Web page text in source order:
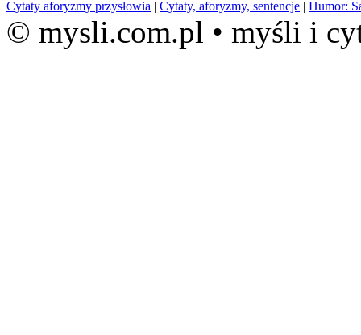
Cytaty aforyzmy przysłowia | Cytaty, aforyzmy, sentencje | Humor:
© mysli.com.pl • myśli i